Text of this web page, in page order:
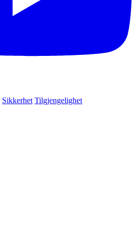
Sikkerhet Tilgjengelighet